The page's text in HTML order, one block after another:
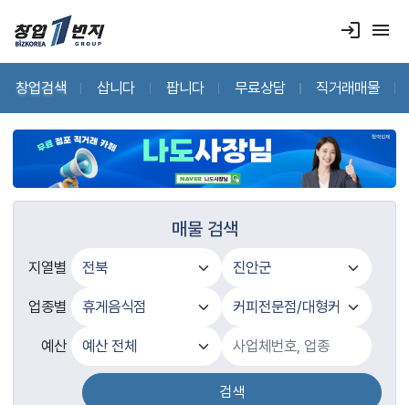
login menu
창업검색 삽니다 팝니다 무료상담 직거래매물
매물 검색
지열별
업종별
예산
검색